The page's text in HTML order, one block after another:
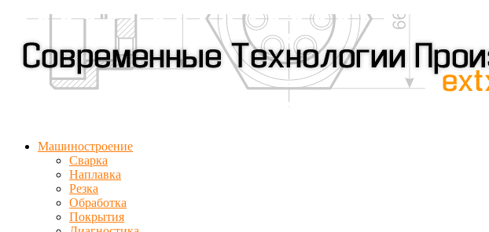
Машиностроение
Сварка
Наплавка
Резка
Обработка
Покрытия